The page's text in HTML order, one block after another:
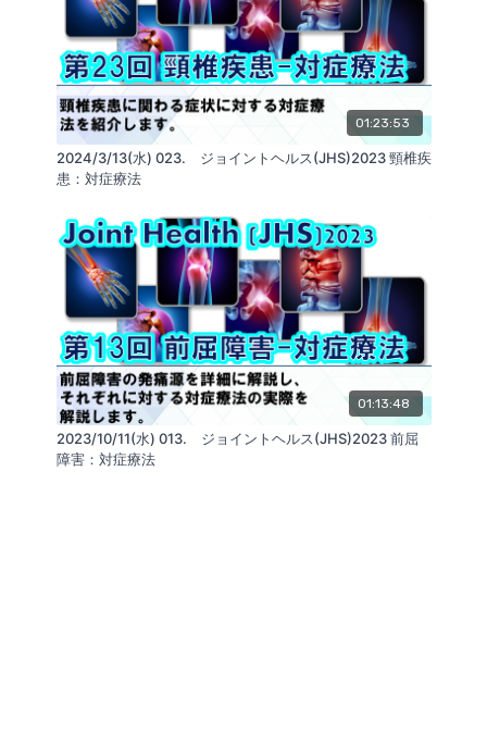
01:23:53
2024/3/13(水) 023. ジョイントヘルス(JHS)2023 頸椎疾
患：対症療法
01:13:48
2023/10/11(水) 013. ジョイントヘルス(JHS)2023 前屈
障害：対症療法